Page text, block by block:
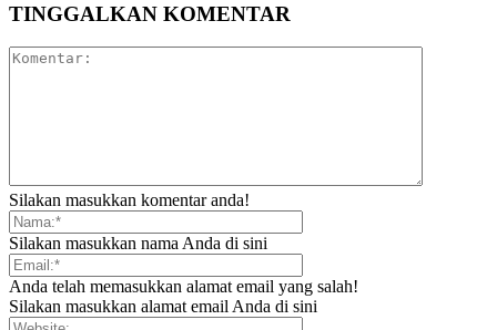
TINGGALKAN KOMENTAR
Silakan masukkan komentar anda!
Silakan masukkan nama Anda di sini
Anda telah memasukkan alamat email yang salah!
Silakan masukkan alamat email Anda di sini